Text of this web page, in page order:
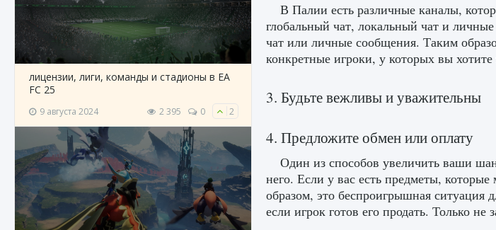
лицензии, лиги, команды и стадионы в EA
FC 25
9 августа 2024 2 395 0 2
В Палии есть различные каналы,
глобальный чат, локальный чат и
чат или личные сообщения. Таким
конкретные игроки, у которых вы хотите
3. Будьте вежливы и уважительны
4. Предложите обмен или оплату
Один из способов увеличить ваши
него. Если у вас есть предметы,
образом, это беспроигрышная ситуация
если игрок готов его продать. Только не